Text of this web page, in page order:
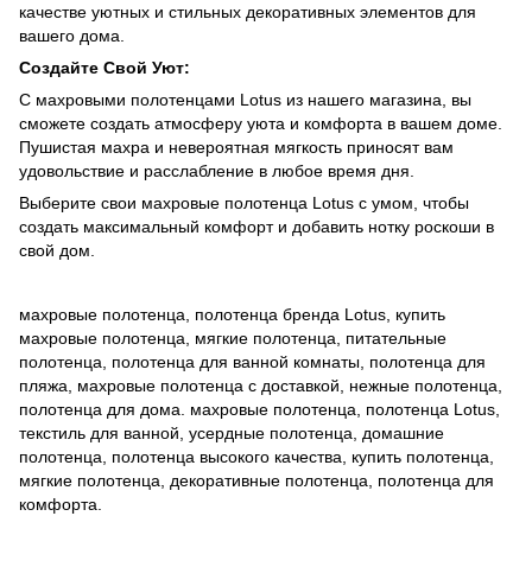
качестве уютных и стильных декоративных элементов для
вашего дома.
Создайте Свой Уют:
С махровыми полотенцами Lotus из нашего магазина, вы
сможете создать атмосферу уюта и комфорта в вашем доме.
Пушистая махра и невероятная мягкость приносят вам
удовольствие и расслабление в любое время дня.
Выберите свои махровые полотенца Lotus с умом, чтобы
создать максимальный комфорт и добавить нотку роскоши в
свой дом.
махровые полотенца, полотенца бренда Lotus, купить
махровые полотенца, мягкие полотенца, питательные
полотенца, полотенца для ванной комнаты, полотенца для
пляжа, махровые полотенца с доставкой, нежные полотенца,
полотенца для дома. махровые полотенца, полотенца Lotus,
текстиль для ванной, усердные полотенца, домашние
полотенца, полотенца высокого качества, купить полотенца,
мягкие полотенца, декоративные полотенца, полотенца для
комфорта.